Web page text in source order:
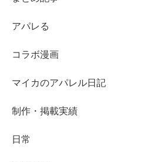
アパレる
コラボ漫画
マイカのアパレル日記
制作・掲載実績
日常